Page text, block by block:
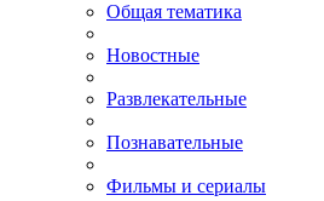
Общая тематика
Новостные
Развлекательные
Познавательные
Фильмы и сериалы